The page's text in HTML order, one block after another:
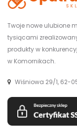
Twoje nowe ulubione
tysiącami
produkty w
w Komornikach.
Wiśniowa 29/1, 62-